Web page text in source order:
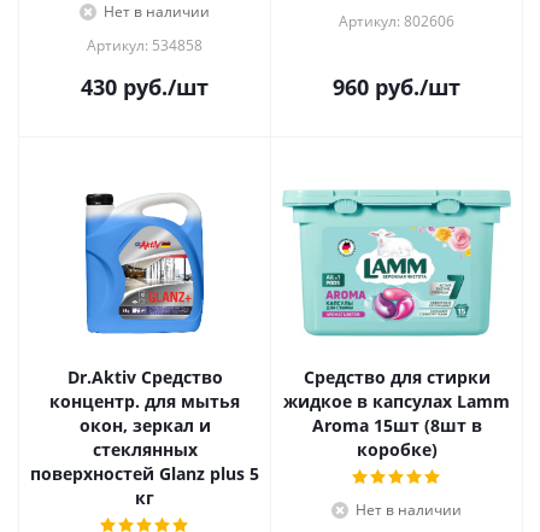
Нет в наличии
Артикул: 534858
430 руб./шт
Артикул: 802606
960 руб./шт
Dr.Aktiv Средство
концентр. для мытья
окон, зеркал и
стеклянных
поверхностей Glanz plus 5
кг
Средство для стирки
жидкое в капсулах Lamm
Aroma 15шт (8шт в
коробке)
Нет в наличии